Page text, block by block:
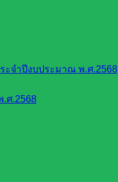
ะจำปีงบประมาณ พ.ศ.2568
.ศ.2568